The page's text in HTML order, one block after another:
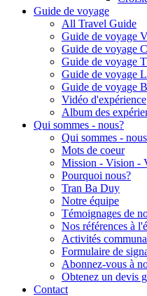
Guide de voyage
All Travel Guide
Guide de voyage
Guide de voyage
Guide de voyage
Guide de voyage
Guide de voyage
Vidéo d'expérience
Album des
Qui sommes - nous?
Qui sommes -
Mots de coeur
Mission - Vision -
Pourquoi nous?
Tran Ba Duy
Notre équipe
Témoignages de
Nos références à
Activités
Formulaire de
Abonnez-vous à
Obtenez un devis
Contact